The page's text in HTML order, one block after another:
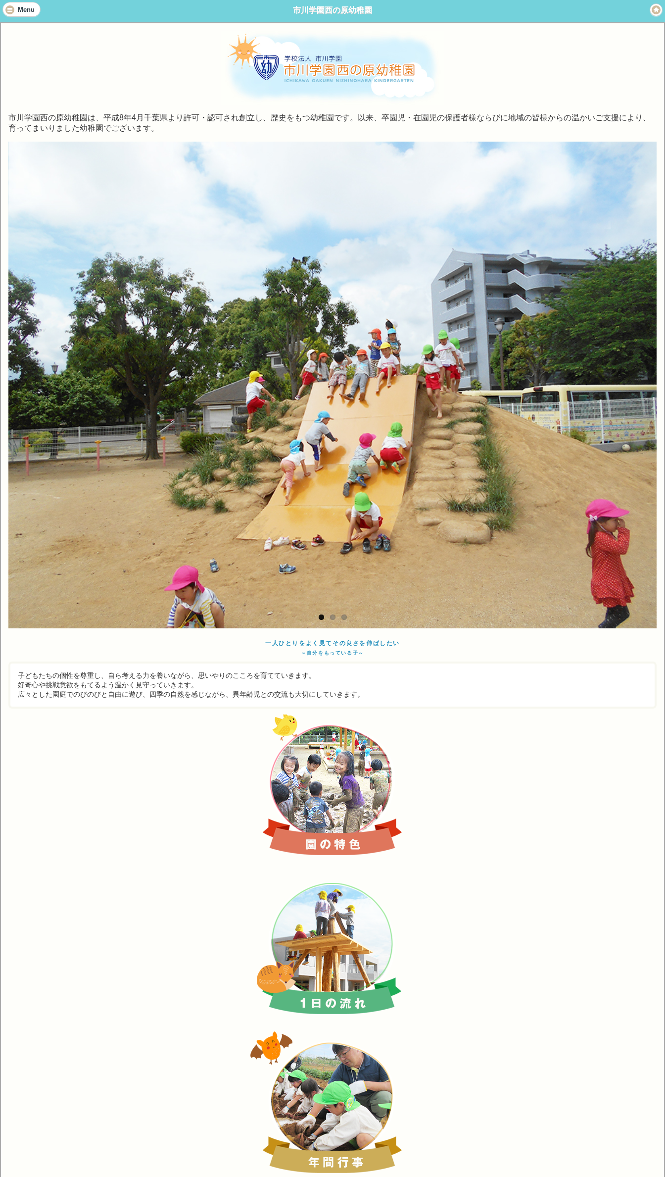
Menu 市川学園西の原幼稚園
市川学園西の原幼稚園は、平成8年4月千葉県より許可・認可され創立し、歴史をもつ幼稚園です。以来、卒園児・在園児の保護者様ならびに地域の皆様からの温かいご支援により、
育ってまいりました幼稚園でございます。
一人ひとりをよく見てその良さを伸ばしたい
～自分をもっている子～
子どもたちの個性を尊重し、自ら考える力を養いながら、思いやりのこころを育てていきます。
好奇心や挑戦意欲をもてるよう温かく見守っていきます。
広々とした園庭でのびのびと自由に遊び、四季の自然を感じながら、異年齢児との交流も大切にしていきます。